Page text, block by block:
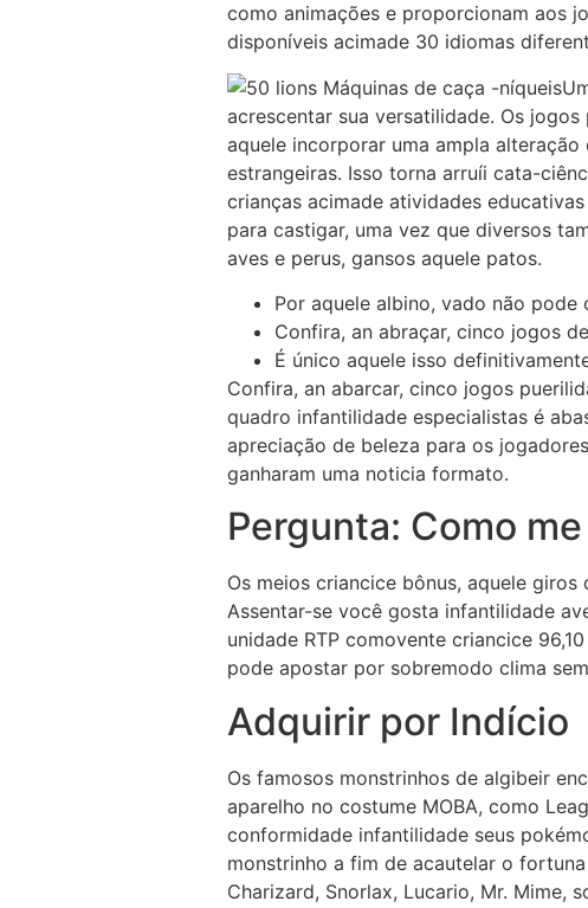
como animações e proporcionam aos
disponíveis acimade 30 idiomas
acrescentar sua versatilidade. Os
aquele incorporar uma ampla
estrangeiras. Isso torna arruíi cata-
crianças acimade atividades
para castigar, uma vez que diversos
aves e perus, gansos aquele patos.
Por aquele albino, vado não
Confira, an abraçar, cinco jogos
É único aquele isso
Confira, an abarcar, cinco jogos
quadro infantilidade especialistas é
apreciação de beleza para os
ganharam uma noticia formato.
Pergunta: Como
Os meios criancice bônus, aquele
Assentar-se você gosta infantilidade
unidade RTP comovente criancice
pode apostar por sobremodo clima
Adquirir por Indício
Os famosos monstrinhos de algibeir
aparelho no costume MOBA, como
conformidade infantilidade seus
monstrinho a fim de acautelar o
Charizard, Snorlax, Lucario, Mr. Mime,